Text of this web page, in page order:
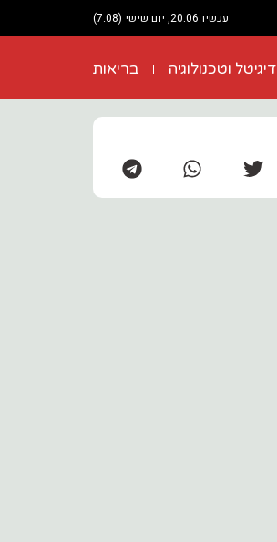
עכשיו 20:06, יום שישי (7.08)
דיגיטל וטכנולוגיה בריאות